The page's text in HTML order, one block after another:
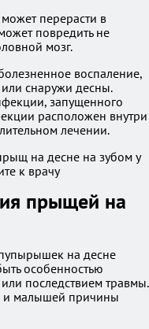
перерасти в
повредить не
мозг.
воспаление,
снаружи десны.
запущенного
расположен внутри
лечении.
прыщей на
на десне
особенностью
последствием травмы.
и малышей причины